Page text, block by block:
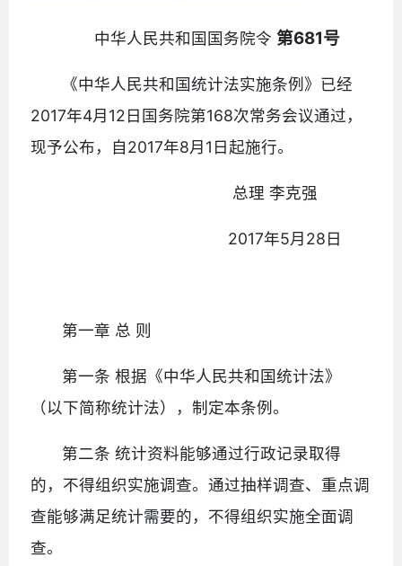
中华人民共和国国务院令 第681号
《中华人民共和国统计法实施条例》已经
2017年4月12日国务院第168次常务会议通过，
现予公布，自2017年8月1日起施行。
总理 李克强
2017年5月28日
第一章 总 则
第一条 根据《中华人民共和国统计法》
（以下简称统计法），制定本条例。
第二条 统计资料能够通过行政记录取得
的，不得组织实施调查。通过抽样调查、重点调
查能够满足统计需要的，不得组织实施全面调
查。